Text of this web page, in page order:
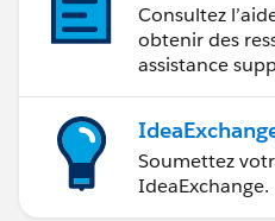
Consultez
obtenir des
assistance
Soumettez
IdeaExchange.